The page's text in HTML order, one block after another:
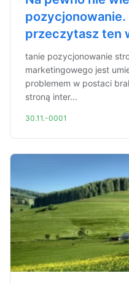
przeczytasz ten
tanie pozycjonowanie
marketingowego jest
problemem w postaci
stroną inter...
30.11.-0001